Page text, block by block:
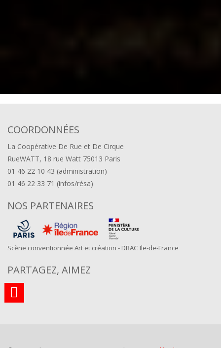
COORDONNÉES
La Coopérative De Rue et De Cirque
RueWATT, 18 rue Watt 75013 Paris
01 46 22 10 43 (administration)
01 46 22 33 71 (infos/résa)
NOS PARTENAIRES
Scène conventionnée Art et création - DRAC Ile-de-France
PARTAGEZ, AIMEZ